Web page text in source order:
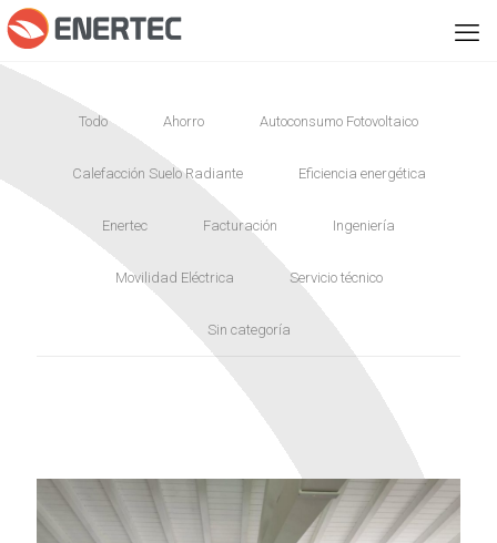
Todo Ahorro Autoconsumo Fotovoltaico
Calefacción Suelo Radiante Eficiencia energética
Enertec Facturación Ingeniería
Movilidad Eléctrica Servicio técnico
Sin categoría